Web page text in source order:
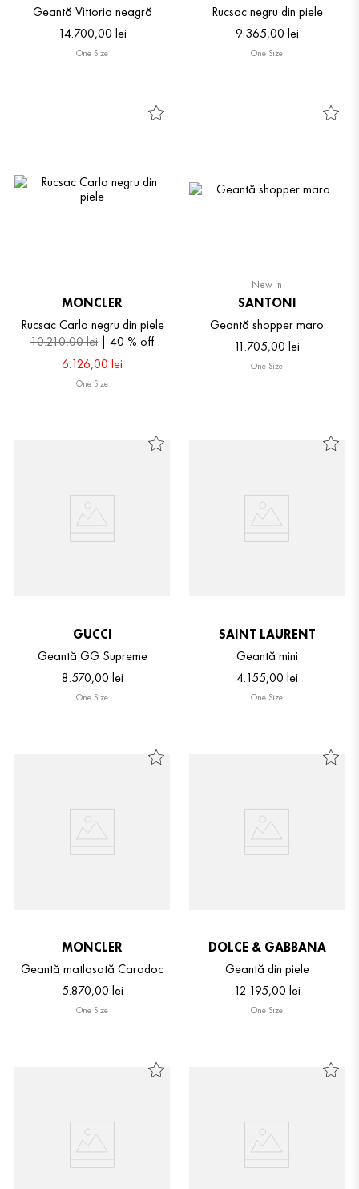
Geantă Vittoria neagră
14.700,00 lei
One Size
Rucsac negru din piele
9.365,00 lei
One Size
MONCLER
Rucsac Carlo negru din piele
10.210,00lei 40 % off
6.126,00 lei
One Size
New In
SANTONI
Geantă shopper maro
11.705,00 lei
One Size
GUCCI
Geantă GG Supreme
8.570,00 lei
One Size
SAINT LAURENT
Geantă mini
4.155,00 lei
One Size
MONCLER
Geantă matlasată Caradoc
5.870,00 lei
One Size
DOLCE & GABBANA
Geantă din piele
12.195,00 lei
One Size